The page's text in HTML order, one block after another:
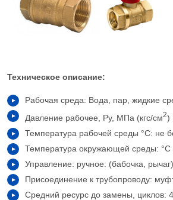
Техническое описание:
Рабочая среда: Вода, пар, жидкие
Давление рабочее, Ру, МПа (кгс/см2)
Температура рабочей среды °С: не
Температура окружающей среды: °С
Управление: ручное: (бабочка, рычаг)
Присоединение к трубопроводу:
Средний ресурс до замены, циклов: